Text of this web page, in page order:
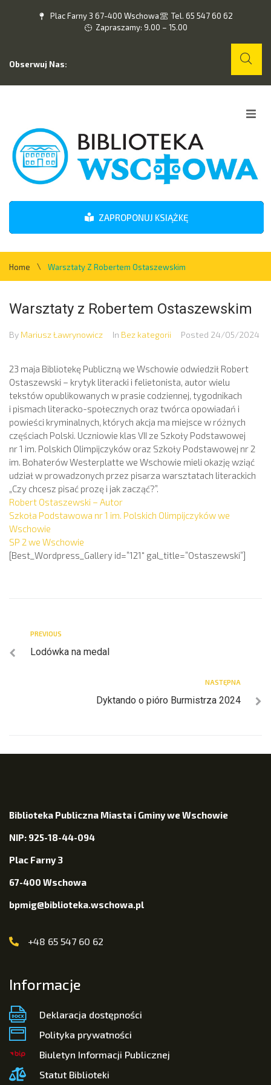
Plac Farny 3 67-400 Wschowa
Tel. 65 547 60 62
Zapraszamy: 9.00 – 15.00
Obserwuj Nas:
O nas
Wydarzenia
Kontakt
ZAPROPONUJ KSIĄŻKĘ
Home \ Warsztaty Z Robertem Ostaszewskim
Warsztaty z Robertem Ostaszewskim
By Mariusz Ławrynowicz In Bez kategorii Posted 24/05/2024
23 maja Bibliotekę Publiczną we Wschowie odwiedził Robert
Ostaszewski – krytyk literacki i felietonista, autor wielu
tekstów opublikowanych w prasie codziennej, tygodnikach
i pismach literacko-społecznych oraz twórca opowiadań i
powieści kryminalnych, których akcja ma miejsce w różnych
częściach Polski. Uczniowie klas VII ze Szkoły Podstawowej
nr 1 im. Polskich Olimpijczyków oraz Szkoły Podstawowej nr 2
im. Bohaterów Westerplatte we Wschowie mieli okazję wziąć
udział w prowadzonych przez pisarza warsztatach literackich
„Czy chcesz pisać prozę i jak zacząć?”.
Robert Ostaszewski – Autor
Szkoła Podstawowa nr 1 im. Polskich Olimpijczyków we
Wschowie
SP 2 we Wschowie
[Best_Wordpress_Gallery id=”121″ gal_title=”Ostaszewski”]
PREVIOUS
Lodówka na medal
NASTĘPNA
Dyktando o pióro Burmistrza 2024
Biblioteka Publiczna Miasta i Gminy we Wschowie
NIP: 925-18-44-094
Plac Farny 3
67-400 Wschowa
bpmig@biblioteka.wschowa.pl
+48 65 547 60 62
Informacje
Deklaracja dostępności
Polityka prywatności
Biuletyn Informacji Publicznej
Statut Biblioteki